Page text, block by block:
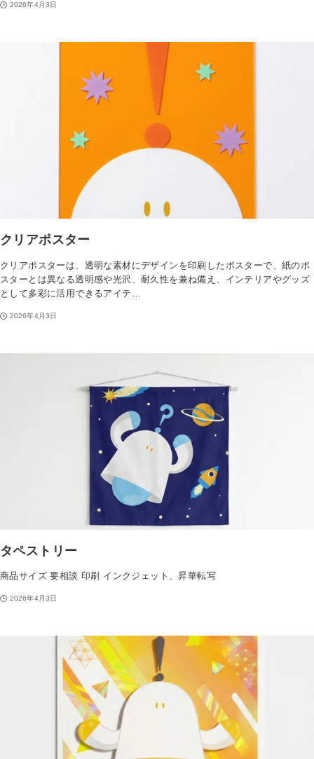
クリアファイル
ブロマイド
クリアポスター
ポスター
マスキングテープ
下敷き
2026年4月3日
クリアポスター
クリアポスターは、透明な素材にデザインを印刷したポスターで、紙のポ
スターとは異なる透明感や光沢、耐久性を兼ね備え、インテリアやグッズ
として多彩に活用できるアイテ…
2026年4月3日
タペストリー
商品サイズ 要相談 印刷 インクジェット、昇華転写
2026年4月3日